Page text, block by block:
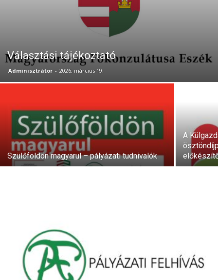
Választási tájékoztató
Adminisztrátor - 2026, március 19.
Szülőföldön magyarul – pályázati tudnivalók
A